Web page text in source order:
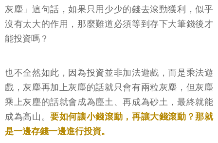
灰塵」這句話，如果只用少少的錢去滾動獲利，似乎
沒有太大的作用，那麼難道必須等到存下大筆錢後才
能投資嗎？
也不全然如此，因為投資並非加法遊戲，而是乘法遊
戲，灰塵再加上灰塵的話就只會有兩粒灰塵，但灰塵
乘上灰塵的話就會成為塵土、再成為砂土，最終就能
成為高山。要如何讓小錢滾動，再讓大錢滾動？那就
是一邊存錢一邊進行投資。